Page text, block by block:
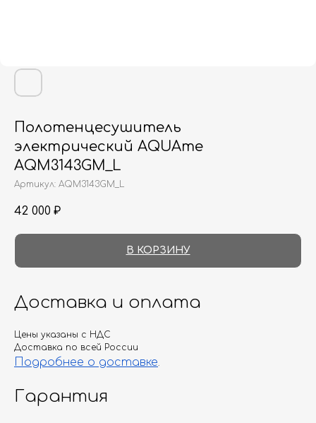
Полотенцесушитель
электрический AQUAme
AQM3143GM_L
Артикул: AQM3143GM_L
42 000 ₽
В КОРЗИНУ
Доставка и оплата
Цены указаны с НДС
Доставка по всей России
Подробнее о доставке.
Гарантия